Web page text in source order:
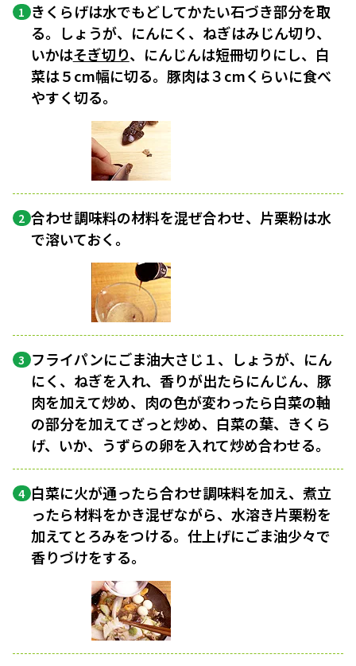
1 きくらげは水でもどしてかたい石づき部分を取
る。しょうが、にんにく、ねぎはみじん切り、
いかはそぎ切り、にんじんは短冊切りにし、白
菜は５cm幅に切る。豚肉は３cmくらいに食べ
やすく切る。
2 合わせ調味料の材料を混ぜ合わせ、片栗粉は水
で溶いておく。
3 フライパンにごま油大さじ１、しょうが、にん
にく、ねぎを入れ、香りが出たらにんじん、豚
肉を加えて炒め、肉の色が変わったら白菜の軸
の部分を加えてざっと炒め、白菜の葉、きくら
げ、いか、うずらの卵を入れて炒め合わせる。
4 白菜に火が通ったら合わせ調味料を加え、煮立
ったら材料をかき混ぜながら、水溶き片栗粉を
加えてとろみをつける。仕上げにごま油少々で
香りづけをする。